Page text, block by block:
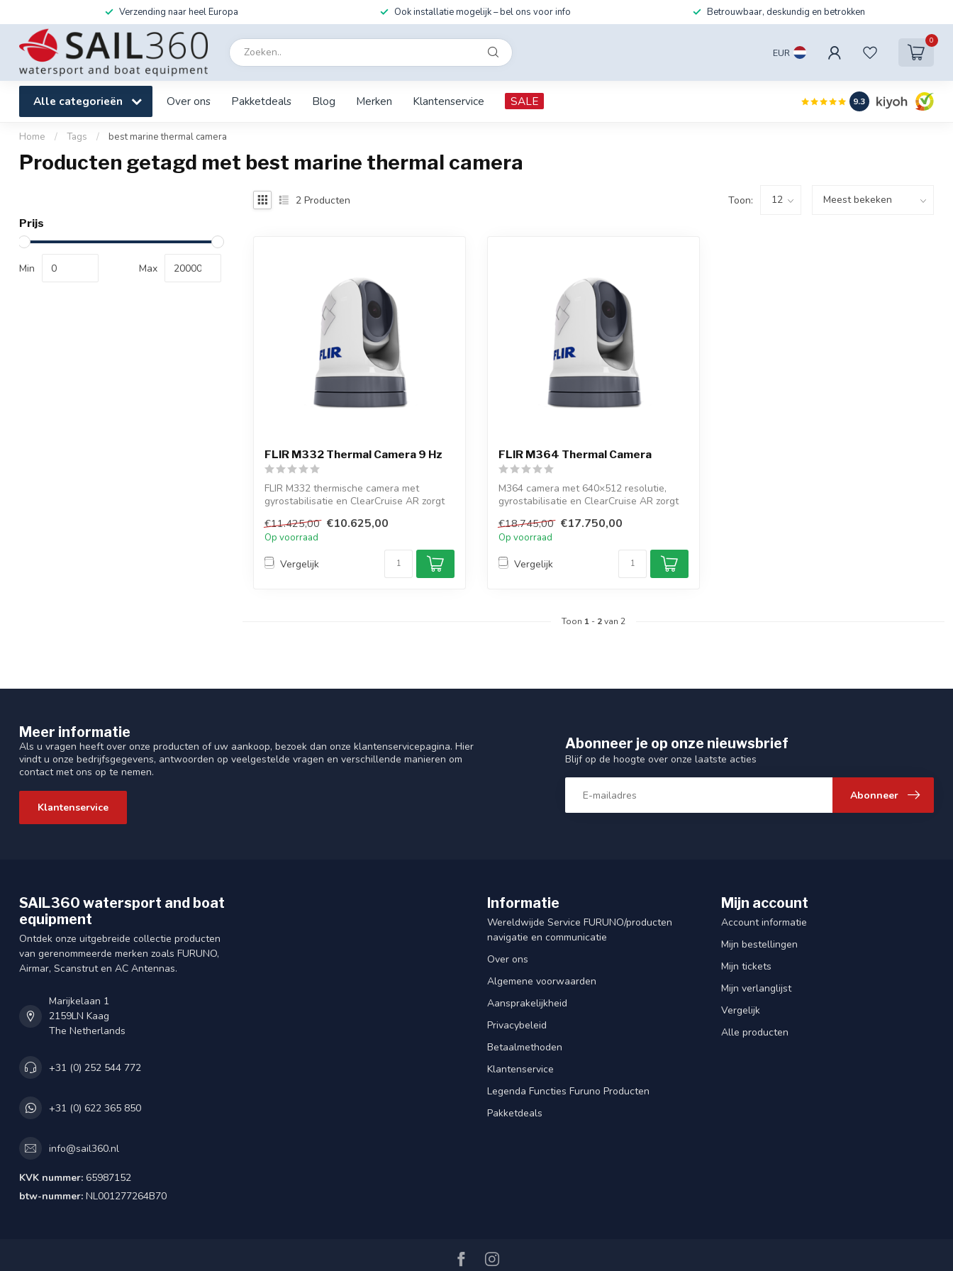
Verzending naar heel Europa Ook installatie mogelijk – bel ons voor info Betrouwbaar, deskundig en betrokken
EUR
0
Alle categorieën Over ons Pakketdeals Blog Merken Klantenservice SALE 9.3
Home / Tags / best marine thermal camera
Producten getagd met best marine thermal camera
Prijs
Min Max
2 Producten Toon:
FLIR M332 Thermal Camera 9 Hz
FLIR M332 thermische camera met
gyrostabilisatie en ClearCruise AR zorgt
€11.425,00 €10.625,00
Op voorraad
Vergelijk
FLIR M364 Thermal Camera
M364 camera met 640×512 resolutie,
gyrostabilisatie en ClearCruise AR zorgt
€18.745,00 €17.750,00
Op voorraad
Vergelijk
Toon 1 - 2van 2
Meer informatie
Als u vragen heeft over onze producten of uw aankoop, bezoek dan onze klantenservicepagina. Hier
vindt u onze bedrijfsgegevens, antwoorden op veelgestelde vragen en verschillende manieren om
contact met ons op te nemen.
Klantenservice
Abonneer je op onze nieuwsbrief
Blijf op de hoogte over onze laatste acties
Abonneer
SAIL360 watersport and boat
equipment
Ontdek onze uitgebreide collectie producten
van gerenommeerde merken zoals FURUNO,
Airmar, Scanstrut en AC Antennas.
Marijkelaan 1
2159LN Kaag
The Netherlands
+31 (0) 252 544 772
+31 (0) 622 365 850
info@sail360.nl
KVK nummer: 65987152
btw-nummer: NL001277264B70
Informatie
Wereldwijde Service FURUNO/producten
navigatie en communicatie
Over ons
Algemene voorwaarden
Aansprakelijkheid
Privacybeleid
Betaalmethoden
Klantenservice
Legenda Functies Furuno Producten
Pakketdeals
Mijn account
Account informatie
Mijn bestellingen
Mijn tickets
Mijn verlanglijst
Vergelijk
Alle producten